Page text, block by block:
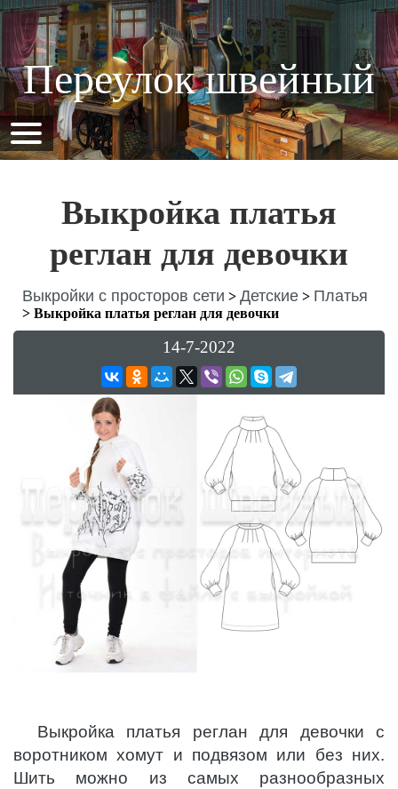
Переулок швейный
Выкройка платья
реглан для девочки
Выкройки с просторов сети > Детские > Платья
> Выкройка платья реглан для девочки
14-7-2022
Выкройка платья реглан для девочки с
воротником хомут и подвязом или без них.
Шить можно из самых разнообразных